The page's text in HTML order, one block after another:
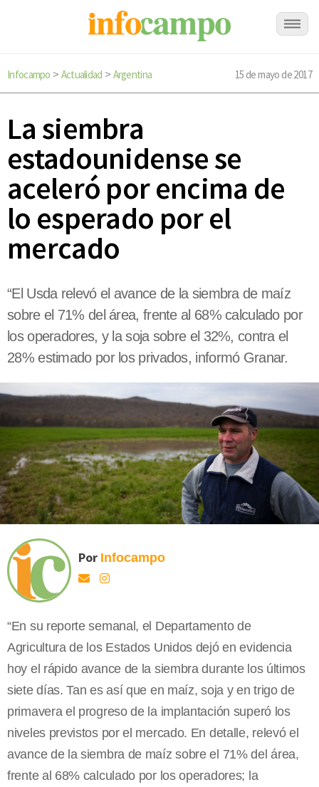
Infocampo > Actualidad > Argentina 15 de mayo de 2017
La siembra
estadounidense se
aceleró por encima de
lo esperado por el
mercado
“El Usda relevó el avance de la siembra de maíz
sobre el 71% del área, frente al 68% calculado por
los operadores, y la soja sobre el 32%, contra el
28% estimado por los privados, informó Granar.
Por Infocampo
“En su reporte semanal, el Departamento de
Agricultura de los Estados Unidos dejó en evidencia
hoy el rápido avance de la siembra durante los últimos
siete días. Tan es así que en maíz, soja y en trigo de
primavera el progreso de la implantación superó los
niveles previstos por el mercado. En detalle, relevó el
avance de la siembra de maíz sobre el 71% del área,
frente al 68% calculado por los operadores; la